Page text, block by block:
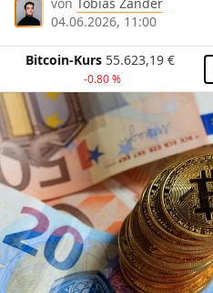
04.06.2026, 11:00
Bitcoin-Kurs 55.623,19 €
-0.80 %